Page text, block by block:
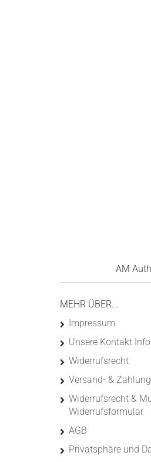
AM
MEHR ÜBER...
Impressum
Unsere Kontakt
Widerrufsrecht
Versand- &
Widerrufsrecht &
Widerrufsformular
AGB
Privatsphäre und